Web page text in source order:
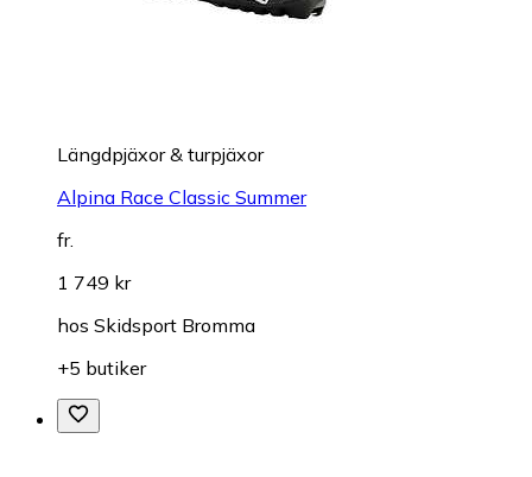
Längdpjäxor & turpjäxor
Alpina Race Classic Summer
fr.
1 749 kr
hos Skidsport Bromma
+5 butiker